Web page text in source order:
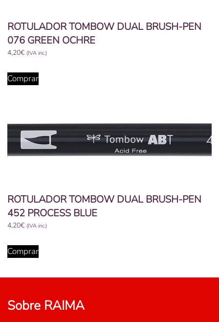
ROTULADOR TOMBOW DUAL BRUSH-PEN
076 GREEN OCHRE
4,20€ (IVA inc.)
Comprar
ROTULADOR TOMBOW DUAL BRUSH-PEN
452 PROCESS BLUE
4,20€ (IVA inc.)
Comprar
Sobre RAIMA